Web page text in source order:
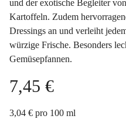
und der exotische Begleiter
Kartoffeln. Zudem
Dressings an und verleiht
würzige Frische. Besonders
Gemüsepfannen.
7,45 €
3,04 € pro 100 ml